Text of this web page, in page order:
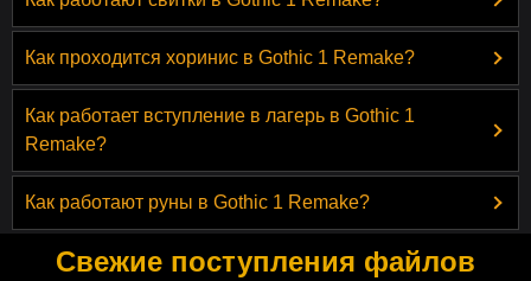
Как проходится хоринис в Gothic 1 Remake?
Как работает вступление в лагерь в Gothic 1
Remake?
Как работают руны в Gothic 1 Remake?
Свежие поступления файлов